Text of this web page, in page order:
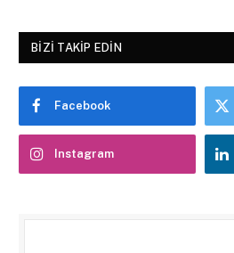
BIZI TAKIP EDIN
Facebook
Instagram